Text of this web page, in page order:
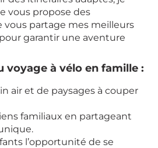
vous propose des
partage mes meilleurs
garantir une aventure
voyage à vélo en famille :
air et de paysages à couper
familiaux en partageant
l’opportunité de se